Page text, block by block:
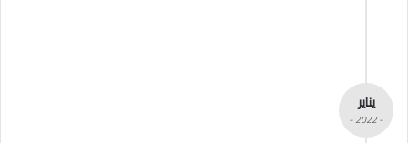
يناير
- 2022 -